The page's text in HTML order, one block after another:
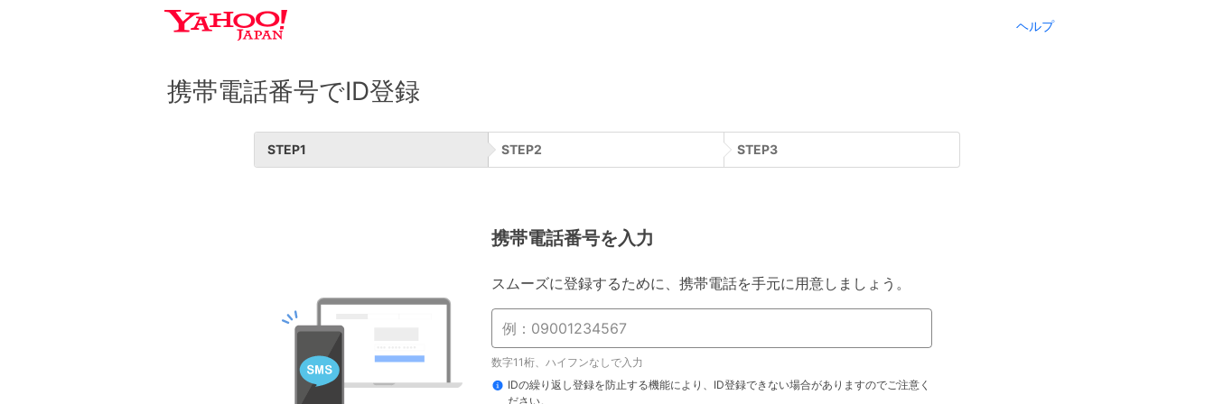
ヘルプ
携帯電話番号でID登録
STEP1 STEP2 STEP3
携帯電話番号を入力
スムーズに登録するために、携帯電話を手元に用意しましょう。
数字11桁、ハイフンなしで入力
IDの繰り返し登録を防止する機能により、ID登録できない場合がありますのでご注意く
ださい。